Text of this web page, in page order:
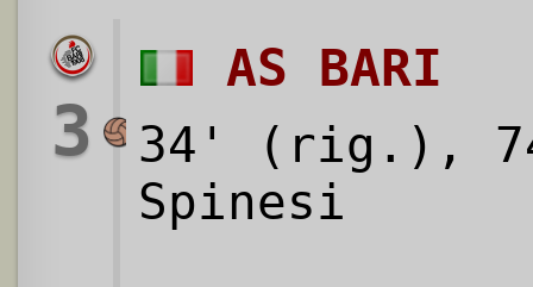
3
AS BARI
34' (rig.),
Spinesi